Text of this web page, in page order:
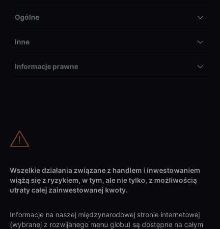
Ogólne
Inne
Informacje prawne
Wszelkie działania związane z handlem i inwestowaniem
wiążą się z ryzykiem, w tym, ale nie tylko, z możliwością
utraty całej zainwestowanej kwoty.
Informacje na naszej międzynarodowej stronie internetowej
(wybranej z rozwijanego menu globu) są dostępne na całym